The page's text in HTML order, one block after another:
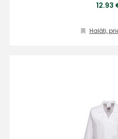
12.93
Halāti,